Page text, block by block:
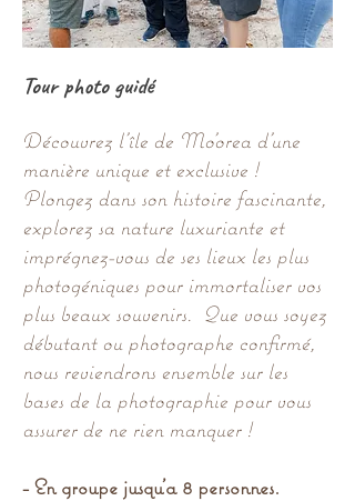
Tour photo guidé
Découvrez l’île de Mo’orea d’une
manière unique et exclusive !
Plongez dans son histoire fascinante,
explorez sa nature luxuriante et
imprégnez-vous de ses lieux les plus
photogéniques pour immortaliser vos
plus beaux souvenirs. Que vous soyez
débutant ou photographe confirmé,
nous reviendrons ensemble sur les
bases de la photographie pour vous
assurer de ne rien manquer !
- En groupe jusqu'a 8 personnes.